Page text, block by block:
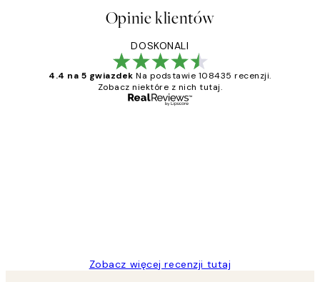
Opinie klientów
DOSKONALI
4.4 na 5 gwiazdek Na podstawie 108435 recenzji.
Zobacz niektóre z nich tutaj.
Zobacz więcej recenzji tutaj